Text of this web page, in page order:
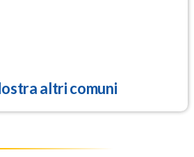
altri comuni